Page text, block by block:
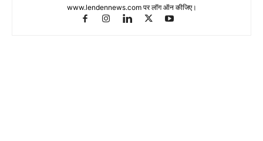
www.lendennews.com पर लॉग ऑन कीजिए।